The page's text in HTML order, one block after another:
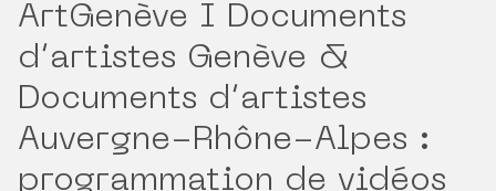
ArtGenève I Documents
d’artistes Genève &
Documents d’artistes
Auvergne-Rhône-Alpes :
programmation de vidéos